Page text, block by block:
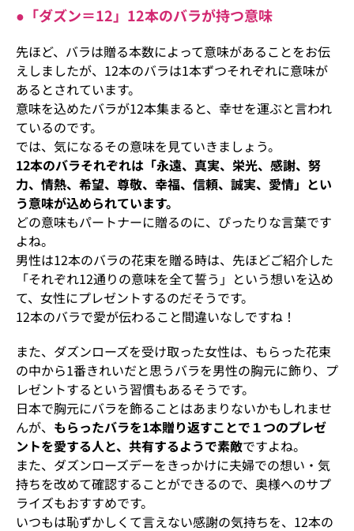
●「ダズン＝12」12本のバラが持つ意味
先ほど、バラは贈る本数によって意味があることをお伝
えしましたが、12本のバラは1本ずつそれぞれに意味が
あるとされています。
意味を込めたバラが12本集まると、幸せを運ぶと言われ
ているのです。
では、気になるその意味を見ていきましょう。
12本のバラそれぞれは「永遠、真実、栄光、感謝、努
力、情熱、希望、尊敬、幸福、信頼、誠実、愛情」とい
う意味が込められています。
どの意味もパートナーに贈るのに、ぴったりな言葉です
よね。
男性は12本のバラの花束を贈る時は、先ほどご紹介した
「それぞれ12通りの意味を全て誓う」という想いを込め
て、女性にプレゼントするのだそうです。
12本のバラで愛が伝わること間違いなしですね！
また、ダズンローズを受け取った女性は、もらった花束
の中から1番きれいだと思うバラを男性の胸元に飾り、プ
レゼントするという習慣もあるそうです。
日本で胸元にバラを飾ることはあまりないかもしれませ
んが、 もらったバラを1本贈り返すことで１つのプレゼ
ントを愛する人と、共有するようで素敵ですよね。
また、ダズンローズデーをきっかけに夫婦での想い・気
持ちを改めて確認することができるので、奥様へのサプ
ライズもおすすめです。
いつもは恥ずかしくて言えない感謝の気持ちを、12本の